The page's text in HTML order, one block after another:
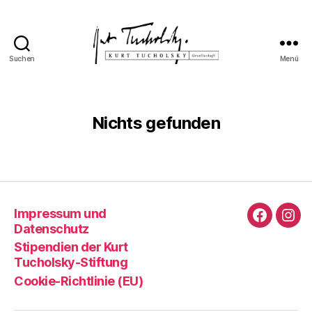
Suchen Menü
Nichts gefunden
Impressum und
Datenschutz
Stipendien der Kurt
Tucholsky-Stiftung
Cookie-Richtlinie (EU)